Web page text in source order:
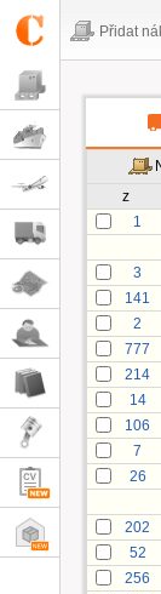
Přidat
z
1
3
141
2
777
214
14
106
7
26
202
52
256